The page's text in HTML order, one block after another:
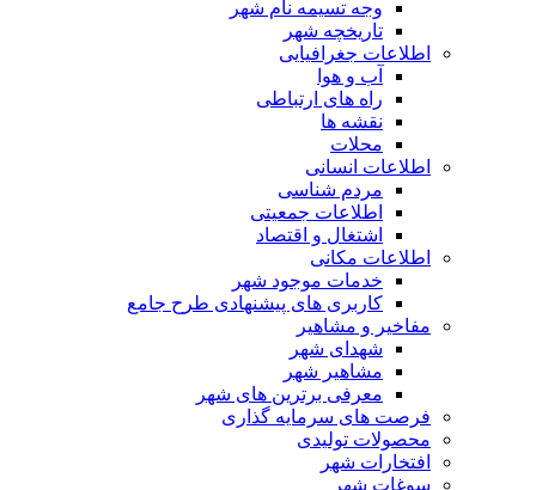
وجه تسیمه نام شهر
تاریخچه شهر
اطلاعات جغرافیایی
آب و هوا
راه های ارتباطی
نقشه ها
محلات
اطلاعات انسانی
مردم شناسی
اطلاعات جمعیتی
اشتغال و اقتصاد
اطلاعات مکانی
خدمات موجود شهر
کاربری های پیشنهادی طرح جامع
مفاخیر و مشاهیر
شهدای شهر
مشاهیر شهر
معرفی برترین های شهر
فرصت های سرمایه گذاری
محصولات تولیدی
افتخارات شهر
سوغات شهر